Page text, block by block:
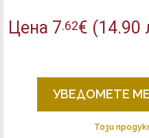
Цена 7.62€ (14.90
УВЕДОМЕТЕ
Този